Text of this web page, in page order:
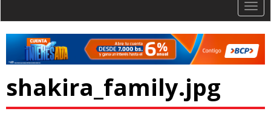
shakira_family.jpg